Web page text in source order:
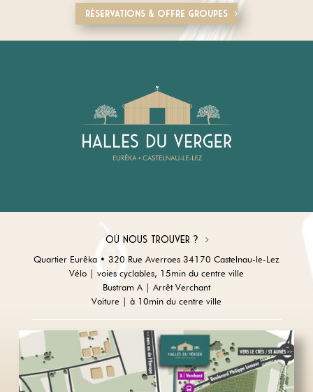
Réservations & offre groupes
Où nous trouver ?
Quartier Eurêka • 320 Rue Averroes 34170 Castelnau-le-Lez
Vélo | voies cyclables, 15min du centre ville
Bustram A | Arrêt Verchant
Voiture | à 10min du centre ville